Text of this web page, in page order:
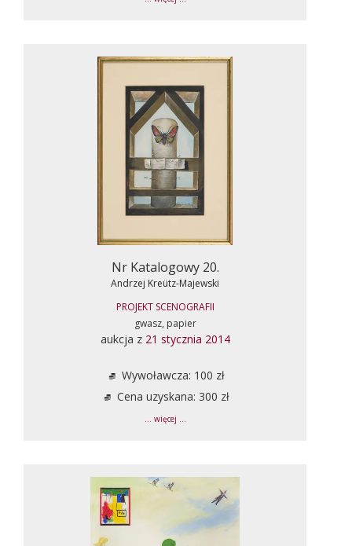
Nr Katalogowy 20.
Andrzej Kreütz-Majewski
PROJEKT SCENOGRAFII
gwasz, papier
aukcja z 21 stycznia 2014
Wywoławcza: 100 zł
Cena uzyskana: 300 zł
... więcej ...